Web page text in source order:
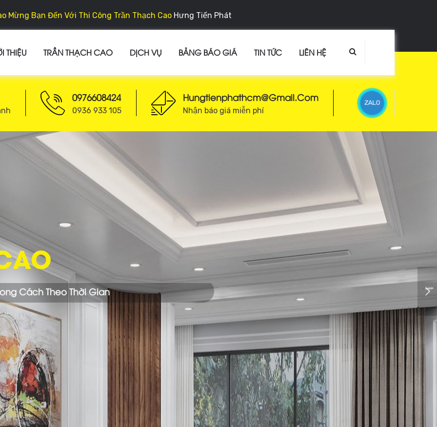
Mừng Bạn Đến Với Thi Công Trần Thạch Cao Hưng Tiến Phát
THIỆU TRẦN THẠCH CAO DỊCH VỤ BẢNG BÁO GIÁ TIN TỨC LIÊN HỆ
0976608424
0936 933 105
Hungtienphathcm@gmail.com
Nhận báo giá miễn phí
ZALO
THI CÔNG CHUYÊN NGHIỆP
Với Đội Ngũ Thợ Thi Công Nhiều Năm Kinh Nghiệm Sẽ Giúp Không Gian
Nhà Bạn Trở Nên Hoàn Mỹ Hơn.
NHẬN BÁO GIÁ NGAY